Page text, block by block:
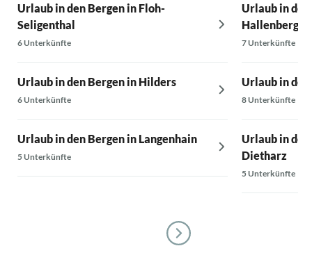
Urlaub in den Bergen in Floh-
Seligenthal
6 Unterkünfte
Urlaub in den Bergen in Hilders
6 Unterkünfte
Urlaub in den Bergen in Langenhain
5 Unterkünfte
Urlaub in
Hallenberg
7 Unterkünfte
Urlaub in den
8 Unterkünfte
Urlaub in den
Dietharz
5 Unterkünfte